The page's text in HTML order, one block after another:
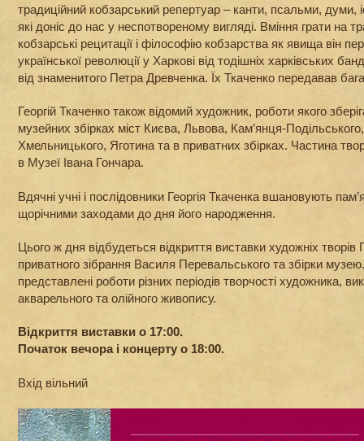
традиційний кобзарський репертуар – канти, псальми, думи,
які доніс до нас у неспотвореному вигляді. Вміння грати на
кобзарські рецитації і філософію кобзарства як явища він
української революції у Харкові від тодішніх харківських
від знаменитого Петра Древченка. Їх Ткаченко передавав
Георгій Ткаченко також відомий художник, роботи якого
музейних збірках міст Києва, Львова, Кам’янця-
Хмельницького, Яготина та в приватних збірках. Частина
в Музеї Івана Гончара.
Вдячні учні і послідовники Георгія Ткаченка вшановують
щорічними заходами до дня його народження.
Цього ж дня відбудеться відкриття виставки художніх творів
приватного зібрання Василя Перевальського та збірки
представлені роботи різних періодів творчості художника,
акварельного та олійного живопису.
Відкриття виставки о 17:00.
Початок вечора і концерту о 18:00.
Вхід вільний